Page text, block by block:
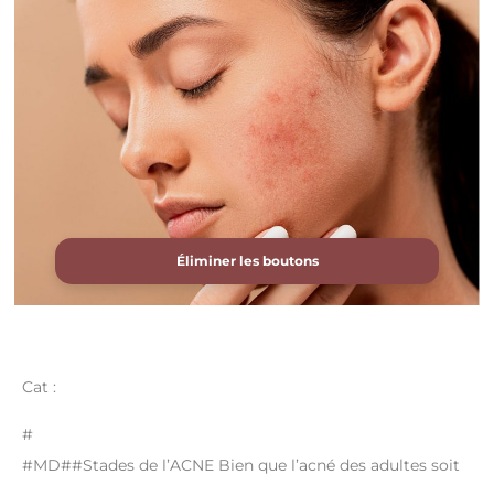
Éliminer les boutons
Cat :
#
#MD##Stades de l’ACNE Bien que l’acné des adultes soit